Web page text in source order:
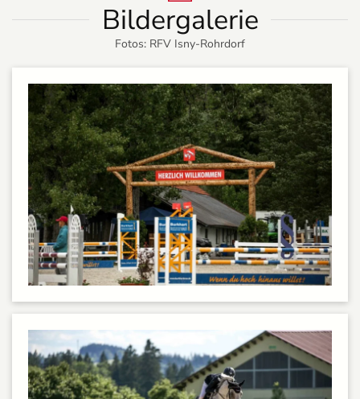
Bildergalerie
Fotos: RFV Isny-Rohrdorf